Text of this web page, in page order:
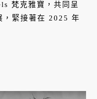
梵克雅寶，共同呈
，緊接著在 2025 年